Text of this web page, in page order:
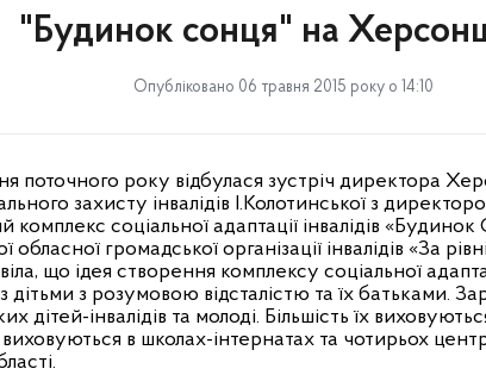
"Будинок сонця" на
Опубліковано 06 травня 2015 року о 14:10
поточного року відбулася зустріч директора
захисту інвалідів І.Колотинської з
соціальної адаптації інвалідів
громадської організації інвалідів «За
що ідея створення комплексу соціальної
дітьми з розумовою відсталістю та їх батьками.
дітей-інвалідів та молоді. Більшість їх
в школах-інтернатах та чотирьох